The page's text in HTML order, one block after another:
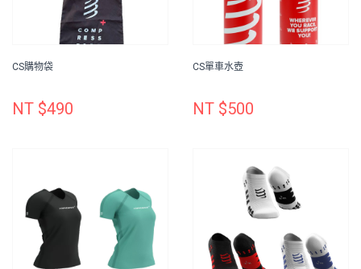
CS購物袋
NT $490
CS單車水壺
NT $500